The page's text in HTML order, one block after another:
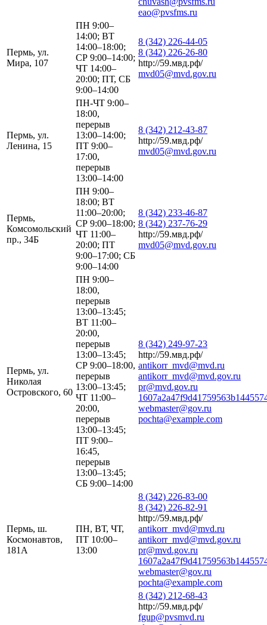
eao@pvsfms.ru
Пермь, ул.
Мира, 107
ПН 9:00–
14:00; ВТ
14:00–18:00;
СР 9:00–14:00;
ЧТ 14:00–
20:00; ПТ, СБ
9:00–14:00
8 (342) 226-44-05
8 (342) 226-26-80
http://59.мвд.рф/
mvd05@mvd.gov.ru
Пермь, ул.
Ленина, 15
ПН-ЧТ 9:00–
18:00,
перерыв
13:00–14:00;
ПТ 9:00–
17:00,
перерыв
13:00–14:00
8 (342) 212-43-87
http://59.мвд.рф/
mvd05@mvd.gov.ru
Пермь,
Комсомольский
пр., 34Б
ПН 9:00–
18:00; ВТ
11:00–20:00;
СР 9:00–18:00;
ЧТ 11:00–
20:00; ПТ
9:00–17:00; СБ
9:00–14:00
8 (342) 233-46-87
8 (342) 237-76-29
http://59.мвд.рф/
mvd05@mvd.gov.ru
Пермь, ул.
Николая
Островского, 60
ПН 9:00–
18:00,
перерыв
13:00–13:45;
ВТ 11:00–
20:00,
перерыв
13:00–13:45;
СР 9:00–18:00,
перерыв
13:00–13:45;
ЧТ 11:00–
20:00,
перерыв
13:00–13:45;
ПТ 9:00–
16:45,
перерыв
13:00–13:45;
СБ 9:00–14:00
8 (342) 249-97-23
http://59.мвд.рф/
antikorr_mvd@mvd.ru
antikorr_mvd@mvd.gov.ru
pr@mvd.gov.ru
webmaster@gov.ru
pochta@example.com
Пермь, ш.
Космонавтов,
181А
ПН, ВТ, ЧТ,
ПТ 10:00–
13:00
8 (342) 226-83-00
8 (342) 226-82-91
http://59.мвд.рф/
antikorr_mvd@mvd.ru
antikorr_mvd@mvd.gov.ru
pr@mvd.gov.ru
webmaster@gov.ru
pochta@example.com
8 (342) 212-68-43
http://59.мвд.рф/
fgup@pvsmvd.ru